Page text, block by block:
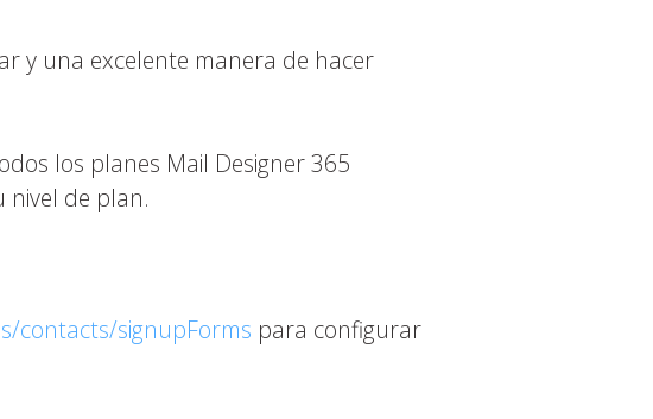
y una excelente manera de hacer
los planes Mail Designer 365
nivel de plan.
contacts/signupForms para configurar